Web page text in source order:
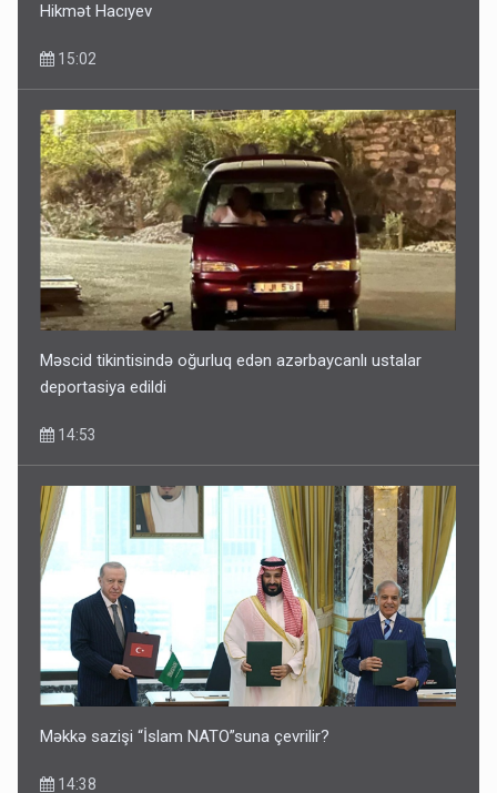
Hikmət Hacıyev
15:02
Məscid tikintisində oğurluq edən azərbaycanlı ustalar
deportasiya edildi
14:53
Məkkə sazişi “İslam NATO”suna çevrilir?
14:38